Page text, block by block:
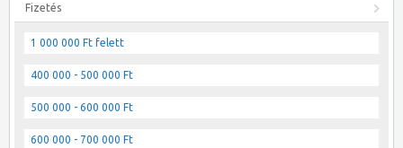
Fizetés
1 000 000 Ft felett
400 000 - 500 000 Ft
500 000 - 600 000 Ft
600 000 - 700 000 Ft